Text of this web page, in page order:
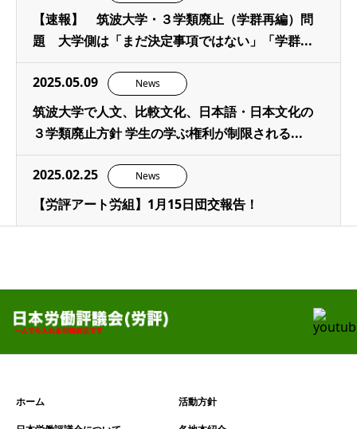
【速報】 筑波大学・３学類廃止（学群再編）問
題 大学側は「まだ決定事項ではない」「学群...
2025.05.09 News
筑波大学で人文、比較文化、日本語・日本文化の
３学類廃止方針 学生の学ぶ権利が制限される...
2025.02.25 News
【労評アート労組】1月15日団交報告！
ホーム 活動方針